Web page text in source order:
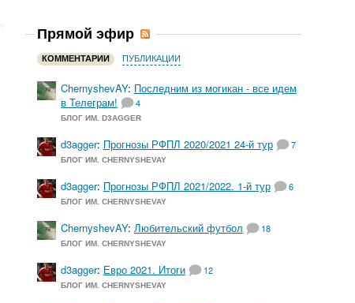
Прямой эфир
КОММЕНТАРИИ ПУБЛИКАЦИИ
ChernyshevAY: Последним из могикан - все идем
в Телеграм!
4
БЛОГ ИМ. D3AGGER
d3agger: Прогнозы РФПЛ 2020/2021 24-й тур 7
БЛОГ ИМ. CHERNYSHEVAY
d3agger: Прогнозы РФПЛ 2021/2022. 1-й тур 6
БЛОГ ИМ. CHERNYSHEVAY
ChernyshevAY: Любительский футбол 18
БЛОГ ИМ. CHERNYSHEVAY
d3agger: Евро 2021. Итоги 12
БЛОГ ИМ. CHERNYSHEVAY